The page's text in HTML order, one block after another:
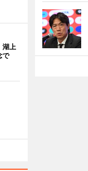
湖上
で